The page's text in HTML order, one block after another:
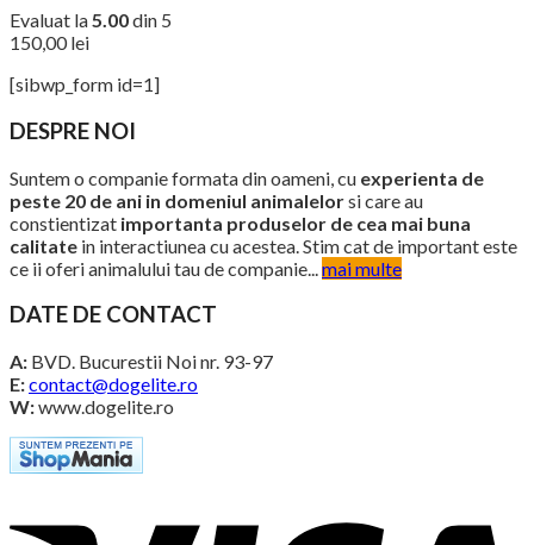
Evaluat la5.00din 5
150,00lei
[sibwp_form id=1]
DESPRE NOI
Suntem o companie formata din oameni, cu experienta de
peste 20 de ani in domeniul animalelorsi care au
constientizat importanta produselor de cea mai buna
calitate in interactiunea cu acestea. Stim cat de important este
ce ii oferi animalului tau de companie... mai multe
DATE DE CONTACT
A: BVD. Bucurestii Noi nr. 93-97
E:contact@dogelite.ro
W:www.dogelite.ro